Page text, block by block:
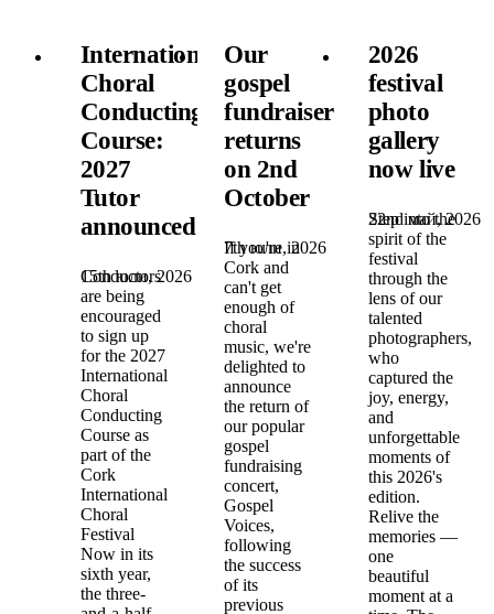
International
Choral
Conducting
Course:
2027
Tutor
announced!
15th юли, 2026
Conductors
are being
encouraged
to sign up
for the 2027
International
Choral
Conducting
Course as
part of the
Cork
International
Choral
Festival
Now in its
sixth year,
the three-
Our
gospel
fundraiser
returns
on 2nd
October
7th юли, 2026
If you're in
Cork and
can't get
enough of
choral
music, we're
delighted to
announce
the return of
our popular
gospel
fundraising
concert,
Gospel
Voices,
following
the success
of its
previous
2026
festival
photo
gallery
now live
22nd май, 2026
Step into the
spirit of the
festival
through the
lens of our
talented
photographers,
who
captured the
joy, energy,
and
unforgettable
moments of
this 2026's
edition.
Relive the
memories —
one
beautiful
moment at a